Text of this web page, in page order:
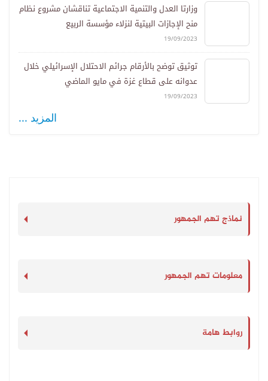
وزارتا العدل والتنمية الاجتماعية تناقشان مشروع نظام
منح الإجازات البيتية لنزلاء مؤسسة الربيع
19/09/2023
توثيق توضح بالأرقام جرائم الاحتلال الإسرائيلي خلال
عدوانه على قطاع غزة في مايو الماضي
19/09/2023
المزيد ...
نماذج تهم الجمهور
معلومات تهم الجمهور
روابط هامة